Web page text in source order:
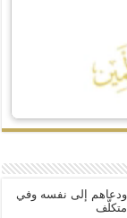
إلى نفسه وفي